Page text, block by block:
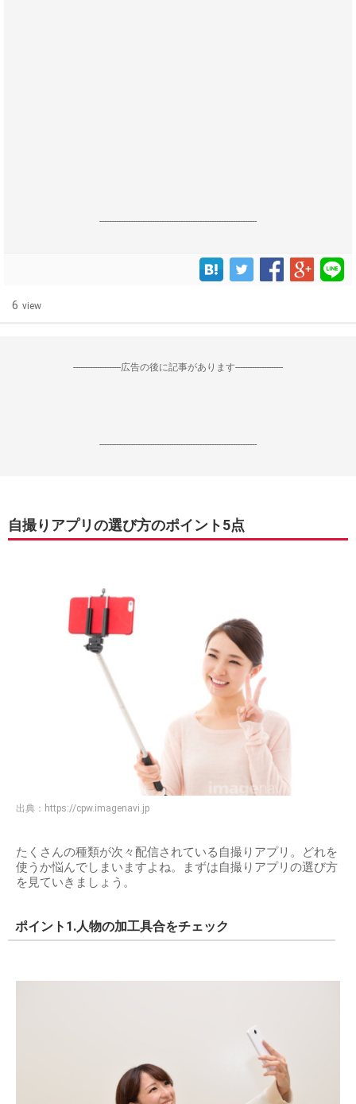
------------------------------------------------------------------
6 view
--------------------広告の後に記事があります--------------------
------------------------------------------------------------------
自撮りアプリの選び方のポイント5点
出典： https://cpw.imagenavi.jp
たくさんの種類が次々配信されている自撮りアプリ。どれを
使うか悩んでしまいますよね。まずは自撮りアプリの選び方
を見ていきましょう。
ポイント1.人物の加工具合をチェック